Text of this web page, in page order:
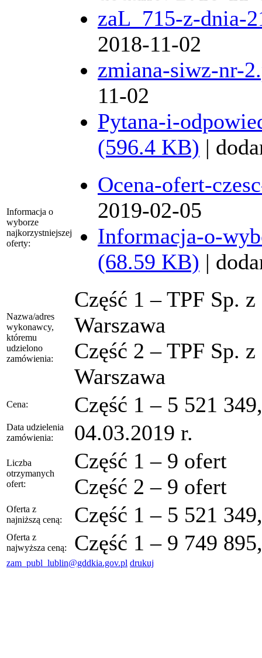
zaL_715-z-dnia-
2018-11-02
zmiana-siwz-nr-
11-02
Pytana-i-
(596.4 KB) |
Informacja o
wyborze
najkorzystniejszej
oferty:
Ocena-ofert-
2019-02-05
Informacja-o-
(68.59 KB) |
Nazwa/adres
wykonawcy,
któremu
udzielono
zamówienia:
Część 1 – TPF Sp.
Warszawa
Część 2 – TPF Sp.
Warszawa
Cena: Część 1 – 5 521
Data udzielenia
zamówienia:
04.03.2019 r.
Liczba
otrzymanych
ofert:
Część 1 – 9 ofert
Część 2 – 9 ofert
Oferta z
najniższą ceną:
Część 1 – 5 521
Oferta z
najwyższa ceną:
Część 1 – 9 749
zam_publ_lublin@gddkia.gov.pl drukuj